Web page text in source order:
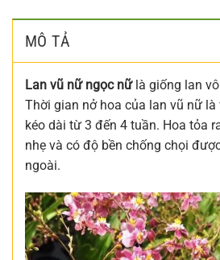
MÔ TẢ
Lan vũ nữ ngọc nữlà giống lan
Thời gian nở hoa của lan vũ nữ là
kéo dài từ 3 đến 4 tuần. Hoa tỏa
nhẹ và có độ bền chống chọi
ngoài.